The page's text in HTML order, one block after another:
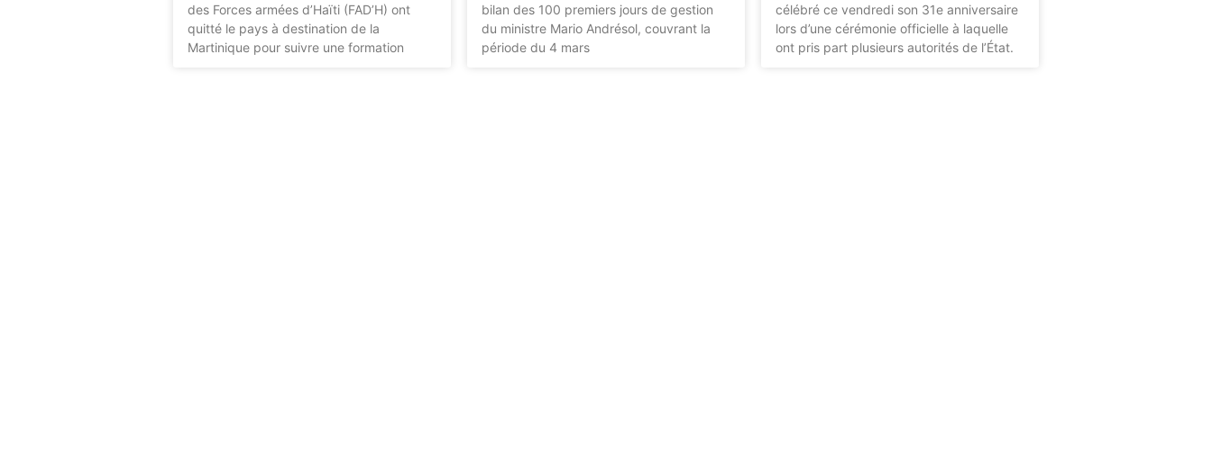
des Forces armées d’Haïti (FAD’H) ont
quitté le pays à destination de la
Martinique pour suivre une formation
bilan des 100 premiers jours de gestion
du ministre Mario Andrésol, couvrant la
période du 4 mars
célébré ce vendredi son 31e anniversaire
lors d’une cérémonie officielle à laquelle
ont pris part plusieurs autorités de l’État.